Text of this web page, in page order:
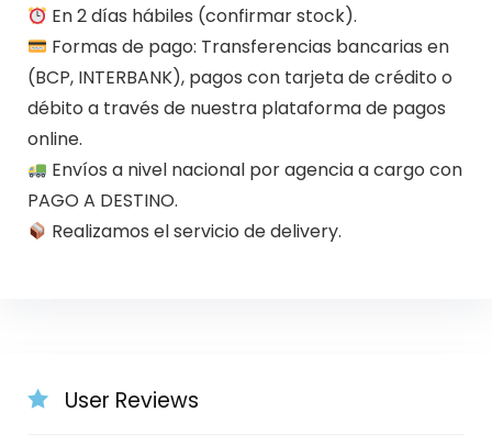
En 2 días hábiles (confirmar stock).
Formas de pago: Transferencias bancarias en
(BCP, INTERBANK), pagos con tarjeta de crédito o
débito a través de nuestra plataforma de pagos
online.
Envíos a nivel nacional por agencia a cargo con
PAGO A DESTINO.
Realizamos el servicio de delivery.
User Reviews